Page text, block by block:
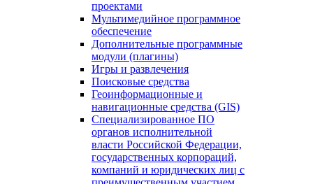
проектами
Мультимедийное программное
обеспечение
Дополнительные программные
модули (плагины)
Игры и развлечения
Поисковые средства
Геоинформационные и
навигационные средства (GIS)
Специализированное ПО
органов исполнительной
власти Российской Федерации,
государственных корпораций,
компаний и юридических лиц с